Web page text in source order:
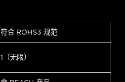
符合 ROHS3 规范
1（无限）